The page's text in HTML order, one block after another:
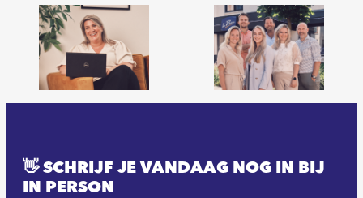
👋 SCHRIJF JE VANDAAG NOG IN BIJ
IN PERSON